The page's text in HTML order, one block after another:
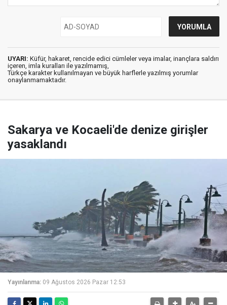
UYARI: Küfür, hakaret, rencide edici cümleler veya imalar, inançlara saldırı
içeren, imla kuralları ile yazılmamış,
Türkçe karakter kullanılmayan ve büyük harflerle yazılmış yorumlar
onaylanmamaktadır.
Sakarya ve Kocaeli'de denize girişler
yasaklandı
Yayınlanma: 09 Ağustos 2026 Pazar 12:53